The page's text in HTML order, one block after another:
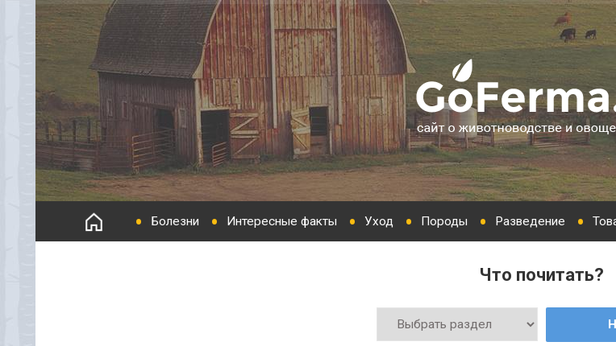
Болезни Интересные факты Уход Породы Разведение
Что почитать?